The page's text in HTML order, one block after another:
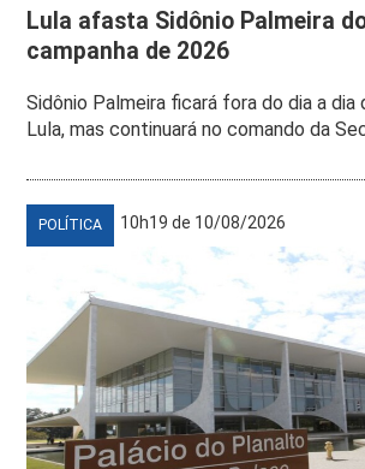
Lula afasta Sidônio Palmeira
campanha de 2026
Sidônio Palmeira ficará fora do dia a dia
Lula, mas continuará no comando da
POLÍTICA 10h19 de 10/08/2026